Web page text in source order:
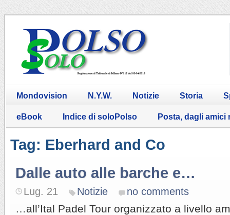
Mondovision N.Y.W. Notizie Storia
eBook Indice di soloPolso Posta, dagli amici
Tag: Eberhard and Co
Dalle auto alle barche e…
Lug. 21 Notizie no comments
…all’Ital Padel Tour organizzato a livello